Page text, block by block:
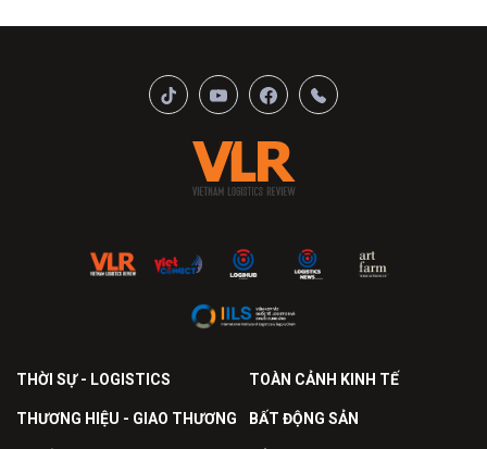
THỜI SỰ - LOGISTICS TOÀN CẢNH KINH TẾ
THƯƠNG HIỆU - GIAO THƯƠNG BẤT ĐỘNG SẢN